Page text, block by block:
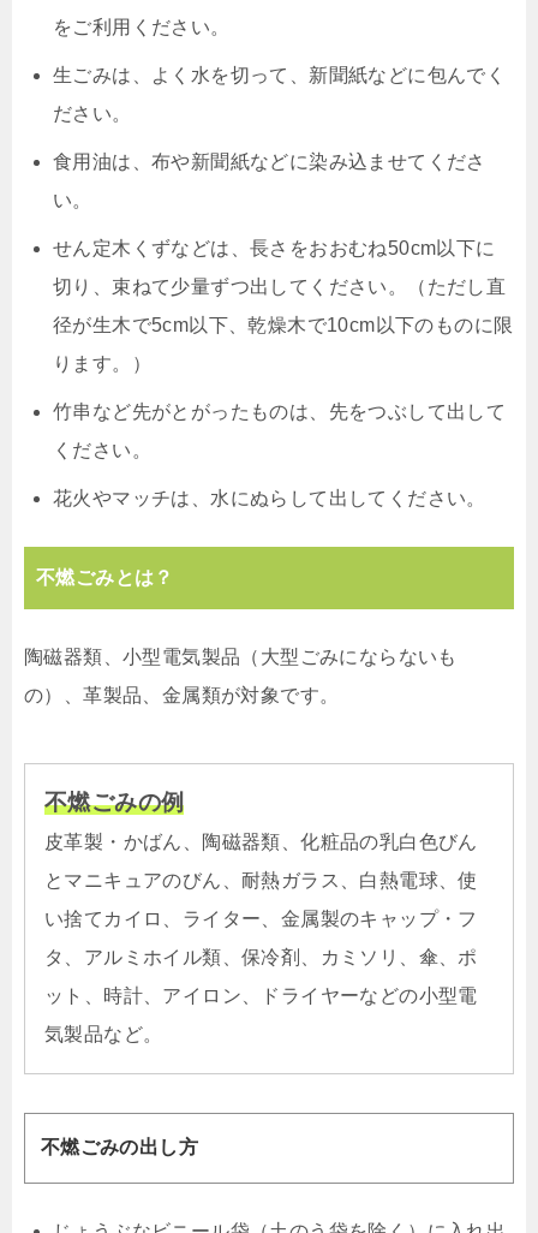
をご利用ください。
生ごみは、よく水を切って、新聞紙などに包んでく
ださい。
食用油は、布や新聞紙などに染み込ませてくださ
い。
せん定木くずなどは、長さをおおむね50cm以下に
切り、束ねて少量ずつ出してください。（ただし直
径が生木で5cm以下、乾燥木で10cm以下のものに限
ります。）
竹串など先がとがったものは、先をつぶして出して
ください。
花火やマッチは、水にぬらして出してください。
不燃ごみとは？
陶磁器類、小型電気製品（大型ごみにならないも
の）、革製品、金属類が対象です。
不燃ごみの例
皮革製・かばん、陶磁器類、化粧品の乳白色びん
とマニキュアのびん、耐熱ガラス、白熱電球、使
い捨てカイロ、ライター、金属製のキャップ・フ
タ、アルミホイル類、保冷剤、カミソリ、傘、ポ
ット、時計、アイロン、ドライヤーなどの小型電
気製品など。
不燃ごみの出し方